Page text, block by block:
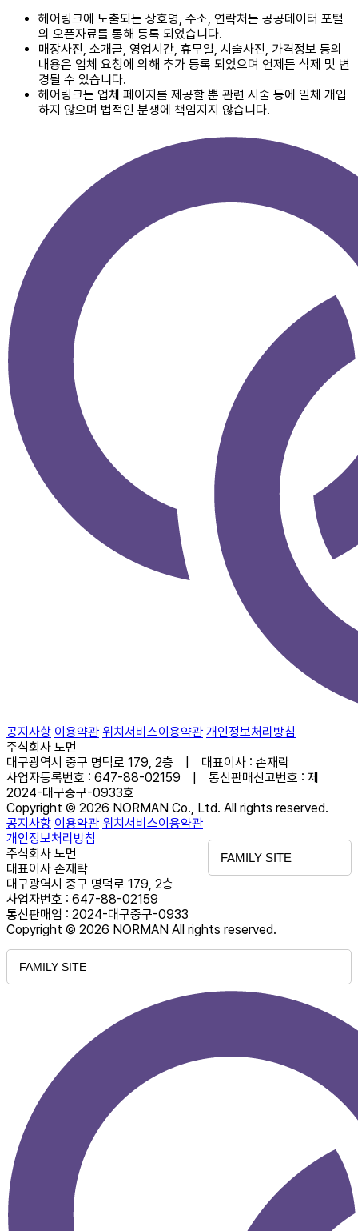
헤어링크에 노출되는 상호명, 주소, 연락처는 공공데이터 포털
의 오픈자료를 통해 등록 되었습니다.
매장사진, 소개글, 영업시간, 휴무일, 시술사진, 가격정보 등의
내용은 업체 요청에 의해 추가 등록 되었으며 언제든 삭제 및 변
경될 수 있습니다.
헤어링크는 업체 페이지를 제공할 뿐 관련 시술 등에 일체 개입
하지 않으며 법적인 분쟁에 책임지지 않습니다.
공지사항 이용약관 위치서비스이용약관 개인정보처리방침
주식회사 노먼
대구광역시 중구 명덕로 179, 2층 | 대표이사 : 손재락
사업자등록번호 : 647-88-02159 | 통신판매신고번호 : 제
2024-대구중구-0933호
Copyright © 2026 NORMAN Co., Ltd. All rights reserved.
FAMILY SITE
공지사항 이용약관 위치서비스이용약관
개인정보처리방침
주식회사 노먼
대표이사 손재락
대구광역시 중구 명덕로 179, 2층
사업자번호 : 647-88-02159
통신판매업 : 2024-대구중구-0933
Copyright © 2026 NORMAN All rights reserved.
FAMILY SITE